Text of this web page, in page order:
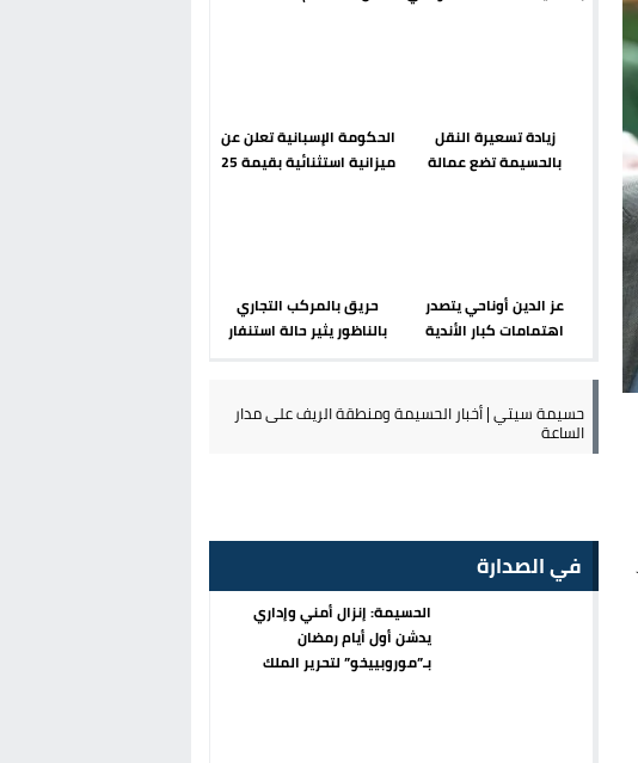
زيادة تسعيرة النقل
بالحسيمة تضع عمالة
الحكومة الإسبانية تعلن عن
ميزانية استثنائية بقيمة 25
عز الدين أوناحي يتصدر
اهتمامات كبار الأندية
حريق بالمركب التجاري
بالناظور يثير حالة استنفار
حسيمة سيتي | أخبار الحسيمة ومنطقة الريف على مدار
الساعة
في الصدارة
الحسيمة: إنزال أمني وإداري
يدشن أول أيام رمضان
بـ”موروبييخو” لتحرير الملك